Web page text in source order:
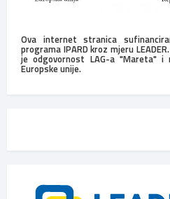
Ova internet stranica
programa IPARD kroz mjeru
je odgovornost LAG-a "Mareta" i
Europske unije.